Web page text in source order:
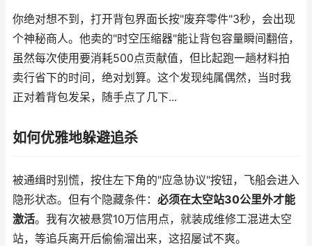
你绝对想不到，打开背包界面长按"废弃零件"3秒，会出现
个神秘商人。他卖的"时空压缩器"能让背包容量瞬间翻倍，
虽然每次使用要消耗500点贡献值，但比起跑一趟材料拍
卖行省下的时间，绝对划算。这个发现纯属偶然，当时我
正对着背包发呆，随手点了几下...
如何优雅地躲避追杀
被通缉时别慌，按住左下角的"应急协议"按钮，飞船会进入
隐形状态。但有个隐藏条件： 必须在太空站30公里外才能
激活。我有次被悬赏10万信用点，就装成维修工混进太空
站，等追兵离开后偷偷溜出来，这招屡试不爽。